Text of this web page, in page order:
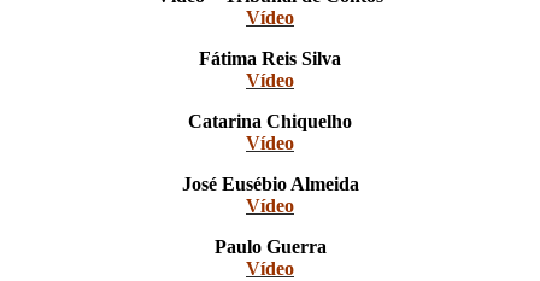
Vídeo
Fátima Reis Silva
Vídeo
Catarina Chiquelho
Vídeo
José Eusébio Almeida
Vídeo
Paulo Guerra
Vídeo